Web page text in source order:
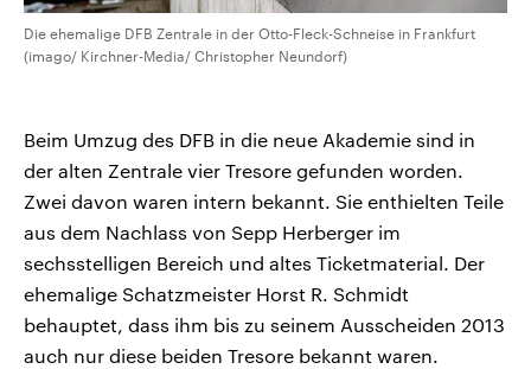
Die ehemalige DFB Zentrale in der Otto-Fleck-Schneise in Frankfurt
(imago/ Kirchner-Media/ Christopher Neundorf)
Beim Umzug des DFB in die neue Akademie sind in
der alten Zentrale vier Tresore gefunden worden.
Zwei davon waren intern bekannt. Sie enthielten Teile
aus dem Nachlass von Sepp Herberger im
sechsstelligen Bereich und altes Ticketmaterial. Der
ehemalige Schatzmeister Horst R. Schmidt
behauptet, dass ihm bis zu seinem Ausscheiden 2013
auch nur diese beiden Tresore bekannt waren.